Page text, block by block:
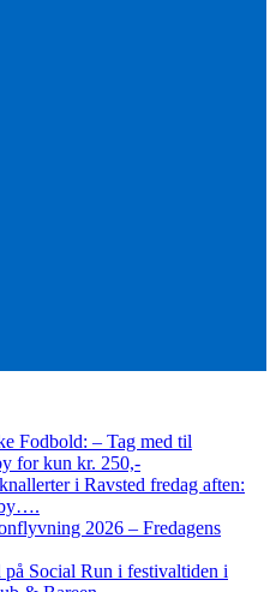
Fodbold: – Tag med til
for kun kr. 250,-
i Ravsted fredag aften:
2026 – Fredagens
på Social Run i festivaltiden i